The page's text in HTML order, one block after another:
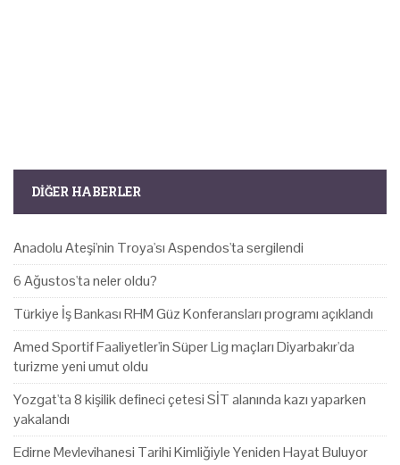
DIĞER HABERLER
Anadolu Ateşi'nin Troya'sı Aspendos'ta sergilendi
6 Ağustos'ta neler oldu?
Türkiye İş Bankası RHM Güz Konferansları programı açıklandı
Amed Sportif Faaliyetler'in Süper Lig maçları Diyarbakır'da
turizme yeni umut oldu
Yozgat'ta 8 kişilik defineci çetesi SİT alanında kazı yaparken
yakalandı
Edirne Mevlevihanesi Tarihi Kimliğiyle Yeniden Hayat Buluyor